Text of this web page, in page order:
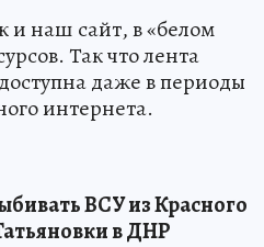
и наш сайт, в «белом
Так что лента
даже в периоды
интернета.
ВСУ из Красного
в ДНР